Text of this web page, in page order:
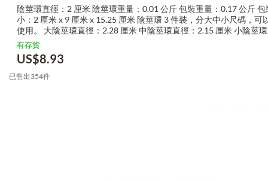
陰莖環直徑：2 厘米 陰莖環重量：0.01 公斤 包裝重量：0.17 公斤 包
小：2 厘米 x 9 厘米 x 15.25 厘米 陰莖環 3 件裝，分大中小尺碼，可
使用。 大陰莖環直徑：2.28 厘米 中陰莖環直徑：2.15 厘米 小陰莖
1.9 厘米...
有存貨
US$8.93
已售出354件